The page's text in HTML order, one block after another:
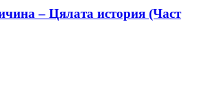
– Цялата история (Част